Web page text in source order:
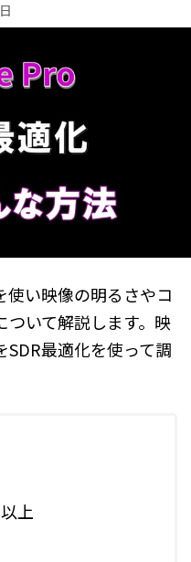
使い映像の明るさやコ
ついて解説します。映
最適化を使って調
上